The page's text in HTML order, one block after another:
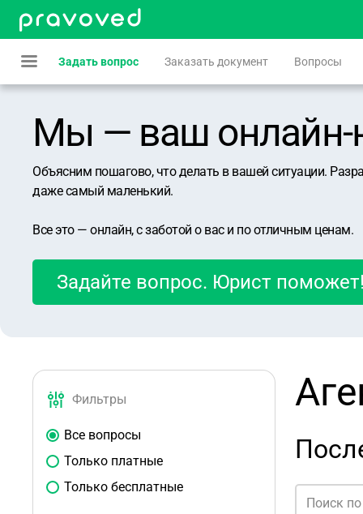
Задать вопрос Заказать документ Вопросы
Мы — ваш онлайн-
Объясним пошагово, что делать в вашей ситуации.
даже самый маленький.
Все это — онлайн, с заботой о вас и по отличным ценам.
Задайте вопрос. Юрист поможет!
Фильтры
Все вопросы
Только платные
Только бесплатные